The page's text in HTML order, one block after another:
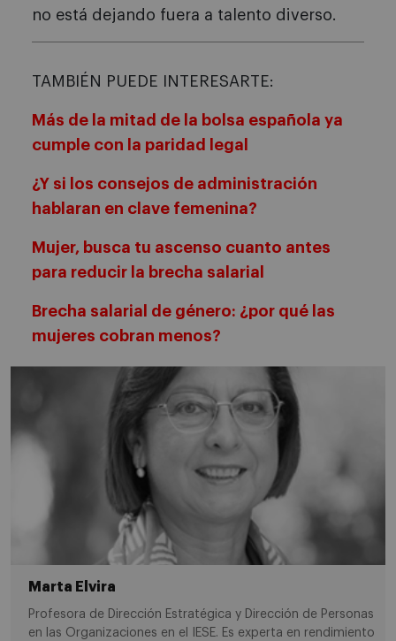
no está dejando fuera a talento diverso.
TAMBIÉN PUEDE INTERESARTE:
Más de la mitad de la bolsa española ya
cumple con la paridad legal
¿Y si los consejos de administración
hablaran en clave femenina?
Mujer, busca tu ascenso cuanto antes
para reducir la brecha salarial
Brecha salarial de género: ¿por qué las
mujeres cobran menos?
Marta Elvira
Profesora de Dirección Estratégica y Dirección de Personas
en las Organizaciones en el IESE. Es experta en rendimiento